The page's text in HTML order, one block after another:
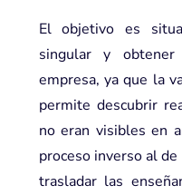
El objetivo es
singular y
empresa, ya que la
permite descubrir
no eran visibles en
proceso inverso al
trasladar las